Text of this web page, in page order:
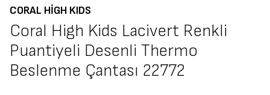
CORAL HIGH KIDS
Coral High Kids Lacivert Renkli
Puantiyeli Desenli Thermo
Beslenme Çantası 22772